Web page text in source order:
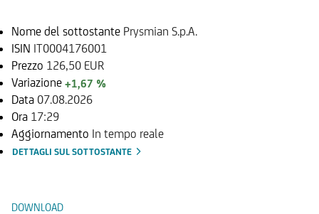
Nome del sottostante Prysmian S.p.A.
ISIN IT0004176001
Prezzo 126,50 EUR
Variazione +1,67 %
Data 07.08.2026
Ora 17:29
Aggiornamento In tempo reale
DETTAGLI SUL SOTTOSTANTE
DOWNLOAD